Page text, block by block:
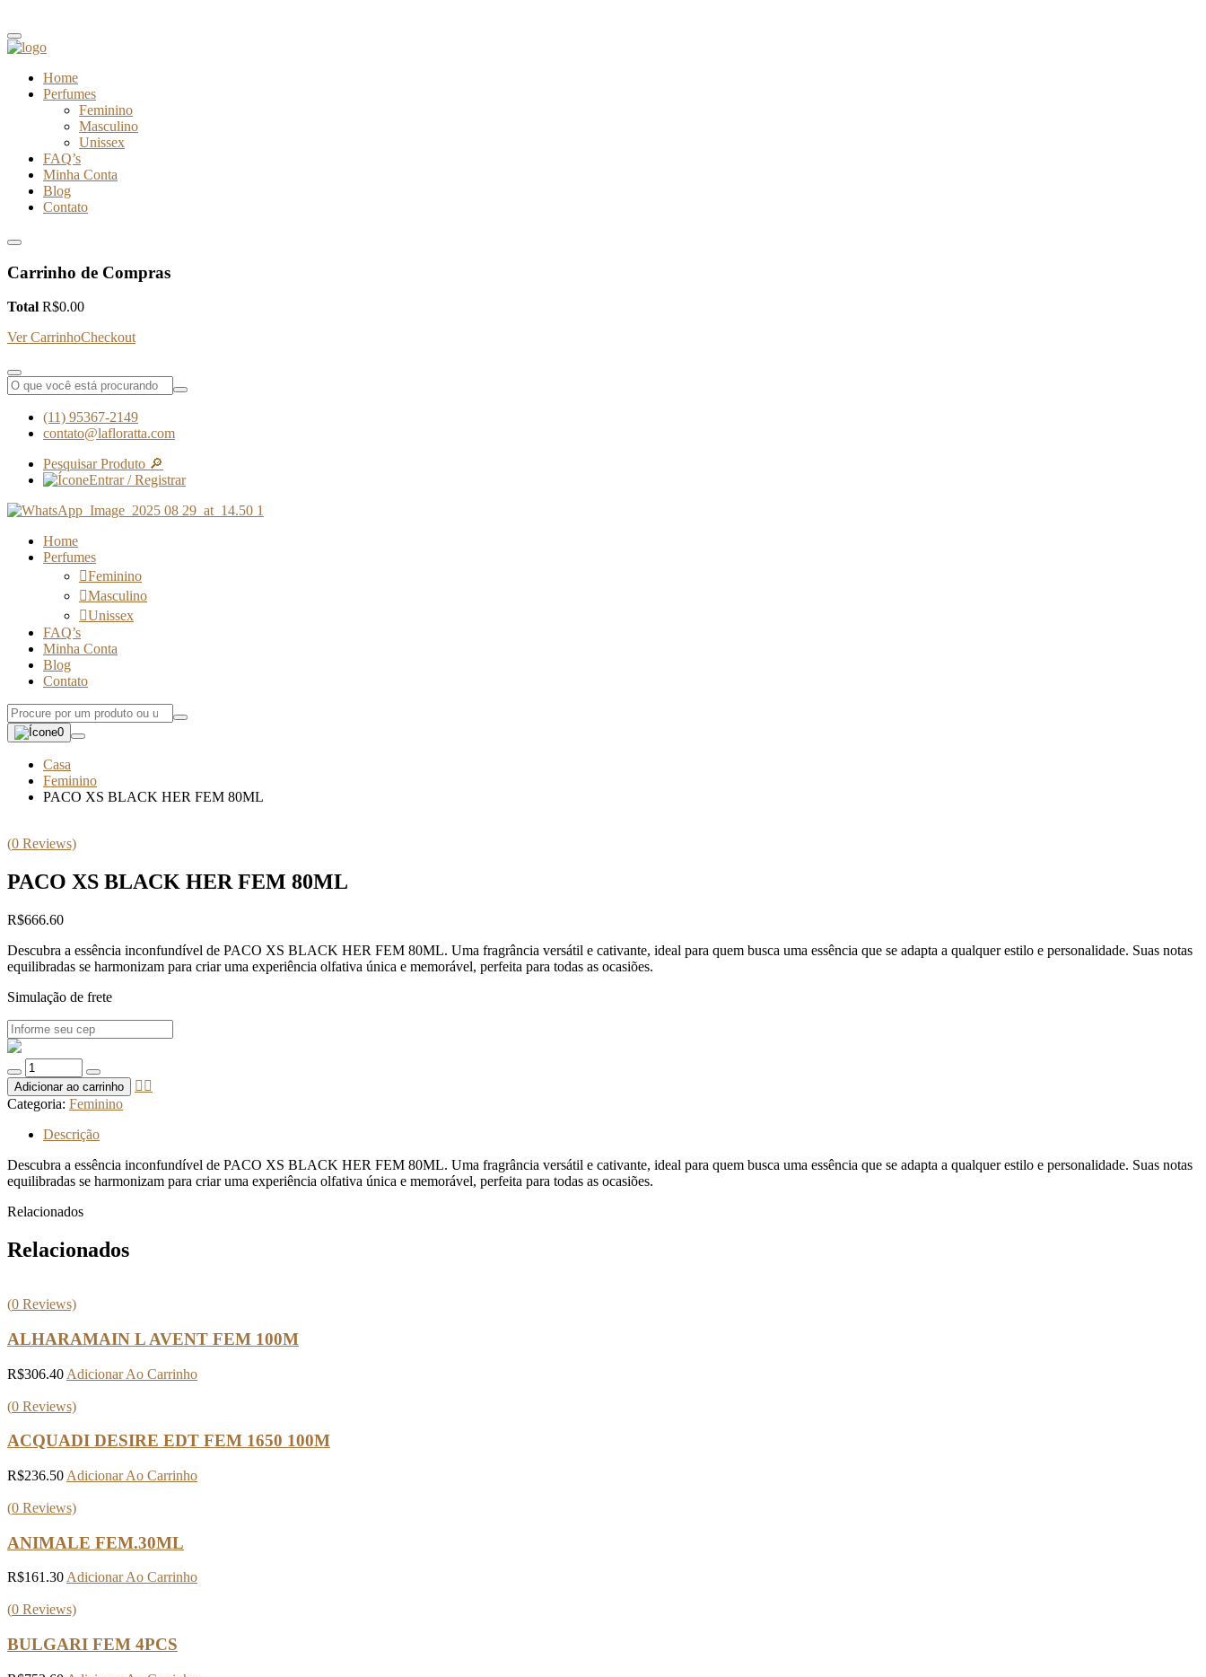
Home
Perfumes
Feminino
Masculino
Unissex
FAQ’s
Minha Conta
Blog
Contato
Carrinho de Compras
Total R$0.00
Ver CarrinhoCheckout
(11) 95367-2149
contato@lafloratta.com
Pesquisar Produto 🔎
Entrar / Registrar
Home
Perfumes
Feminino
Masculino
Unissex
FAQ’s
Minha Conta
Blog
Contato
0
Casa
Feminino
PACO XS BLACK HER FEM 80ML
(0 Reviews)
PACO XS BLACK HER FEM 80ML
R$666.60
Descubra a essência inconfundível de PACO XS BLACK HER FEM 80ML. Uma fragrância versátil e cativante, ideal para quem busca uma essência que se adapta a qualquer estilo e personalidade. Suas notas
equilibradas se harmonizam para criar uma experiência olfativa única e memorável, perfeita para todas as ocasiões.
Simulação de frete
Quantidade
de
PACO
XS
BLACK
FEM
80ML
Adicionar ao carrinho
Categoria: Feminino
Descrição
Descubra a essência inconfundível de PACO XS BLACK HER FEM 80ML. Uma fragrância versátil e cativante, ideal para quem busca uma essência que se adapta a qualquer estilo e personalidade. Suas notas
equilibradas se harmonizam para criar uma experiência olfativa única e memorável, perfeita para todas as ocasiões.
Relacionados
Relacionados
(0 Reviews)
ALHARAMAIN L AVENT FEM 100M
R$306.40 Adicionar Ao Carrinho
(0 Reviews)
ACQUADI DESIRE EDT FEM 1650 100M
R$236.50 Adicionar Ao Carrinho
(0 Reviews)
ANIMALE FEM.30ML
R$161.30 Adicionar Ao Carrinho
(0 Reviews)
BULGARI FEM 4PCS